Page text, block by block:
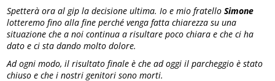
Spetterà ora al gip la decisione ultima. Io e mio fratelloSimone
lotteremo fino alla fine perché venga fatta chiarezza su una
situazione che a noi continua a risultare poco chiara e che ci ha
dato e ci sta dando molto dolore.
Ad ogni modo, il risultato finale è che ad oggi il parcheggio è stato
chiuso e che i nostri genitori sono morti.